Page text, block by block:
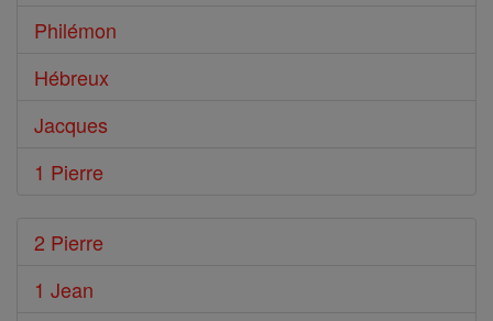
Philémon
Hébreux
Jacques
1 Pierre
2 Pierre
1 Jean